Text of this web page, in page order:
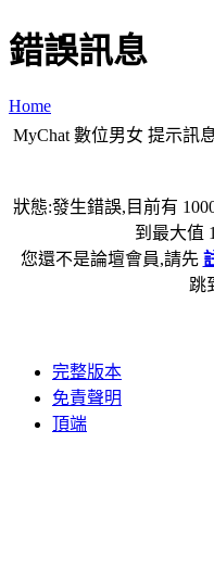
錯誤訊息
Home
MyChat 數位男女 提示訊
狀態:發生錯誤,目前有
到最大值
您還不是論壇會員,請先
跳
完整版本
免責聲明
頂端